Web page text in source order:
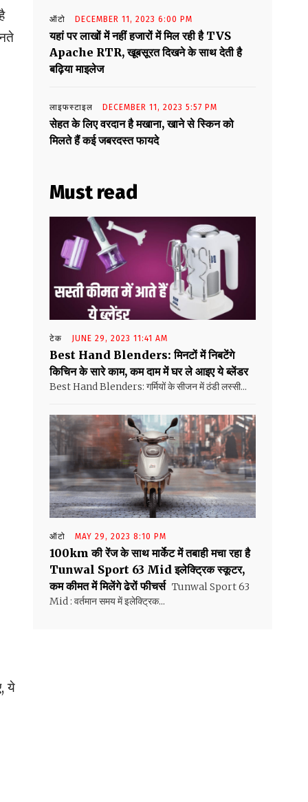
ये
ऑटो DECEMBER 11, 2023 6:00 PM
यहां पर लाखों में नहीं हजारों में मिल रही है TVS
Apache RTR, खूबसूरत दिखने के साथ देती है
बढ़िया माइलेज
लाइफस्टाइल DECEMBER 11, 2023 5:57 PM
सेहत के लिए वरदान है मखाना, खाने से स्किन को
मिलते हैं कई जबरदस्त फायदे
Must read
टेक JUNE 29, 2023 11:41 AM
Best Hand Blenders: मिनटों में निबटेंगे
किचिन के सारे काम, कम दाम में घर ले आइए ये ब्लेंडर
Best Hand Blenders: गर्मियों के सीजन में ठंडी लस्सी...
ऑटो MAY 29, 2023 8:10 PM
100km की रेंज के साथ मार्केट में तबाही मचा रहा है
Tunwal Sport 63 Mid इलेक्ट्रिक स्कूटर,
कम कीमत में मिलेंगे ढेरों फीचर्स Tunwal Sport 63
Mid : वर्तमान समय में इलेक्ट्रिक...